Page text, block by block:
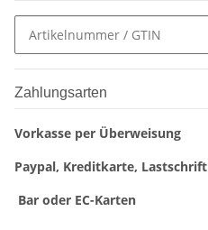
Zahlungsarten
Vorkasse per Überweisung
Paypal, Kreditkarte, Lastschrift
Bar oder EC-Karten